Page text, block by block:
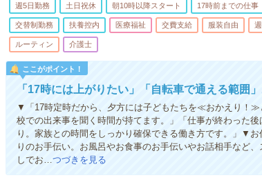
週5日勤務 土日祝休 朝10時以降スタート 17時前までの仕事
交替制勤務 扶養控内 医療福祉 交費支給 服装自由
ルーティン 介護士
ここがポイント！
「17時には上がりたい」「自転車で通える範囲
▼「17時定時だから、夕方には子どもたちを≪おかえり！≫
校での出来事を聞く時間が持てます。」「仕事が終わった
り。家族との時間をしっかり確保できる働き方です。」▼
りのお手伝い。お風呂やお食事のお手伝いやお話相手など
しでお…つづきを見る